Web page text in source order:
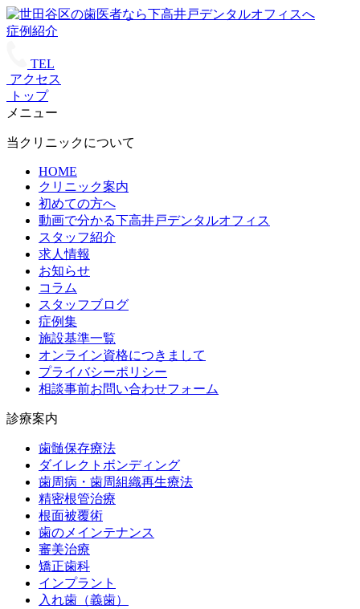
症例紹介
TEL
アクセス
トップ
メニュー
当クリニックについて
HOME
クリニック案内
初めての方へ
動画で分かる下高井戸デンタルオフィス
スタッフ紹介
求人情報
お知らせ
コラム
スタッフブログ
症例集
施設基準一覧
オンライン資格につきまして
プライバシーポリシー
相談事前お問い合わせフォーム
診療案内
歯髄保存療法
ダイレクトボンディング
歯周病・歯周組織再生療法
精密根管治療
根面被覆術
歯のメインテナンス
審美治療
矯正歯科
インプラント
入れ歯（義歯）